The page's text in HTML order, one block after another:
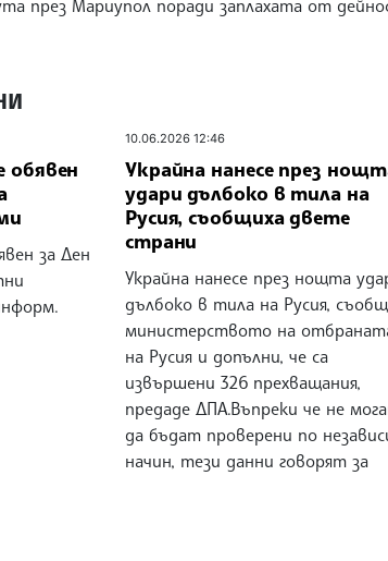
през Мариупол поради заплахата от
обявен
за Ден
10.06.2026 12:46
Украйна нанесе през
удари дълбоко в тила на
Русия, съобщиха двете
страни
Украйна нанесе през нощта
дълбоко в тила на Русия,
министерството на
на Русия и допълни, че са
извършени 326 прехващания,
предаде ДПА.Въпреки че не
да бъдат проверени по
начин, тези данни говорят за